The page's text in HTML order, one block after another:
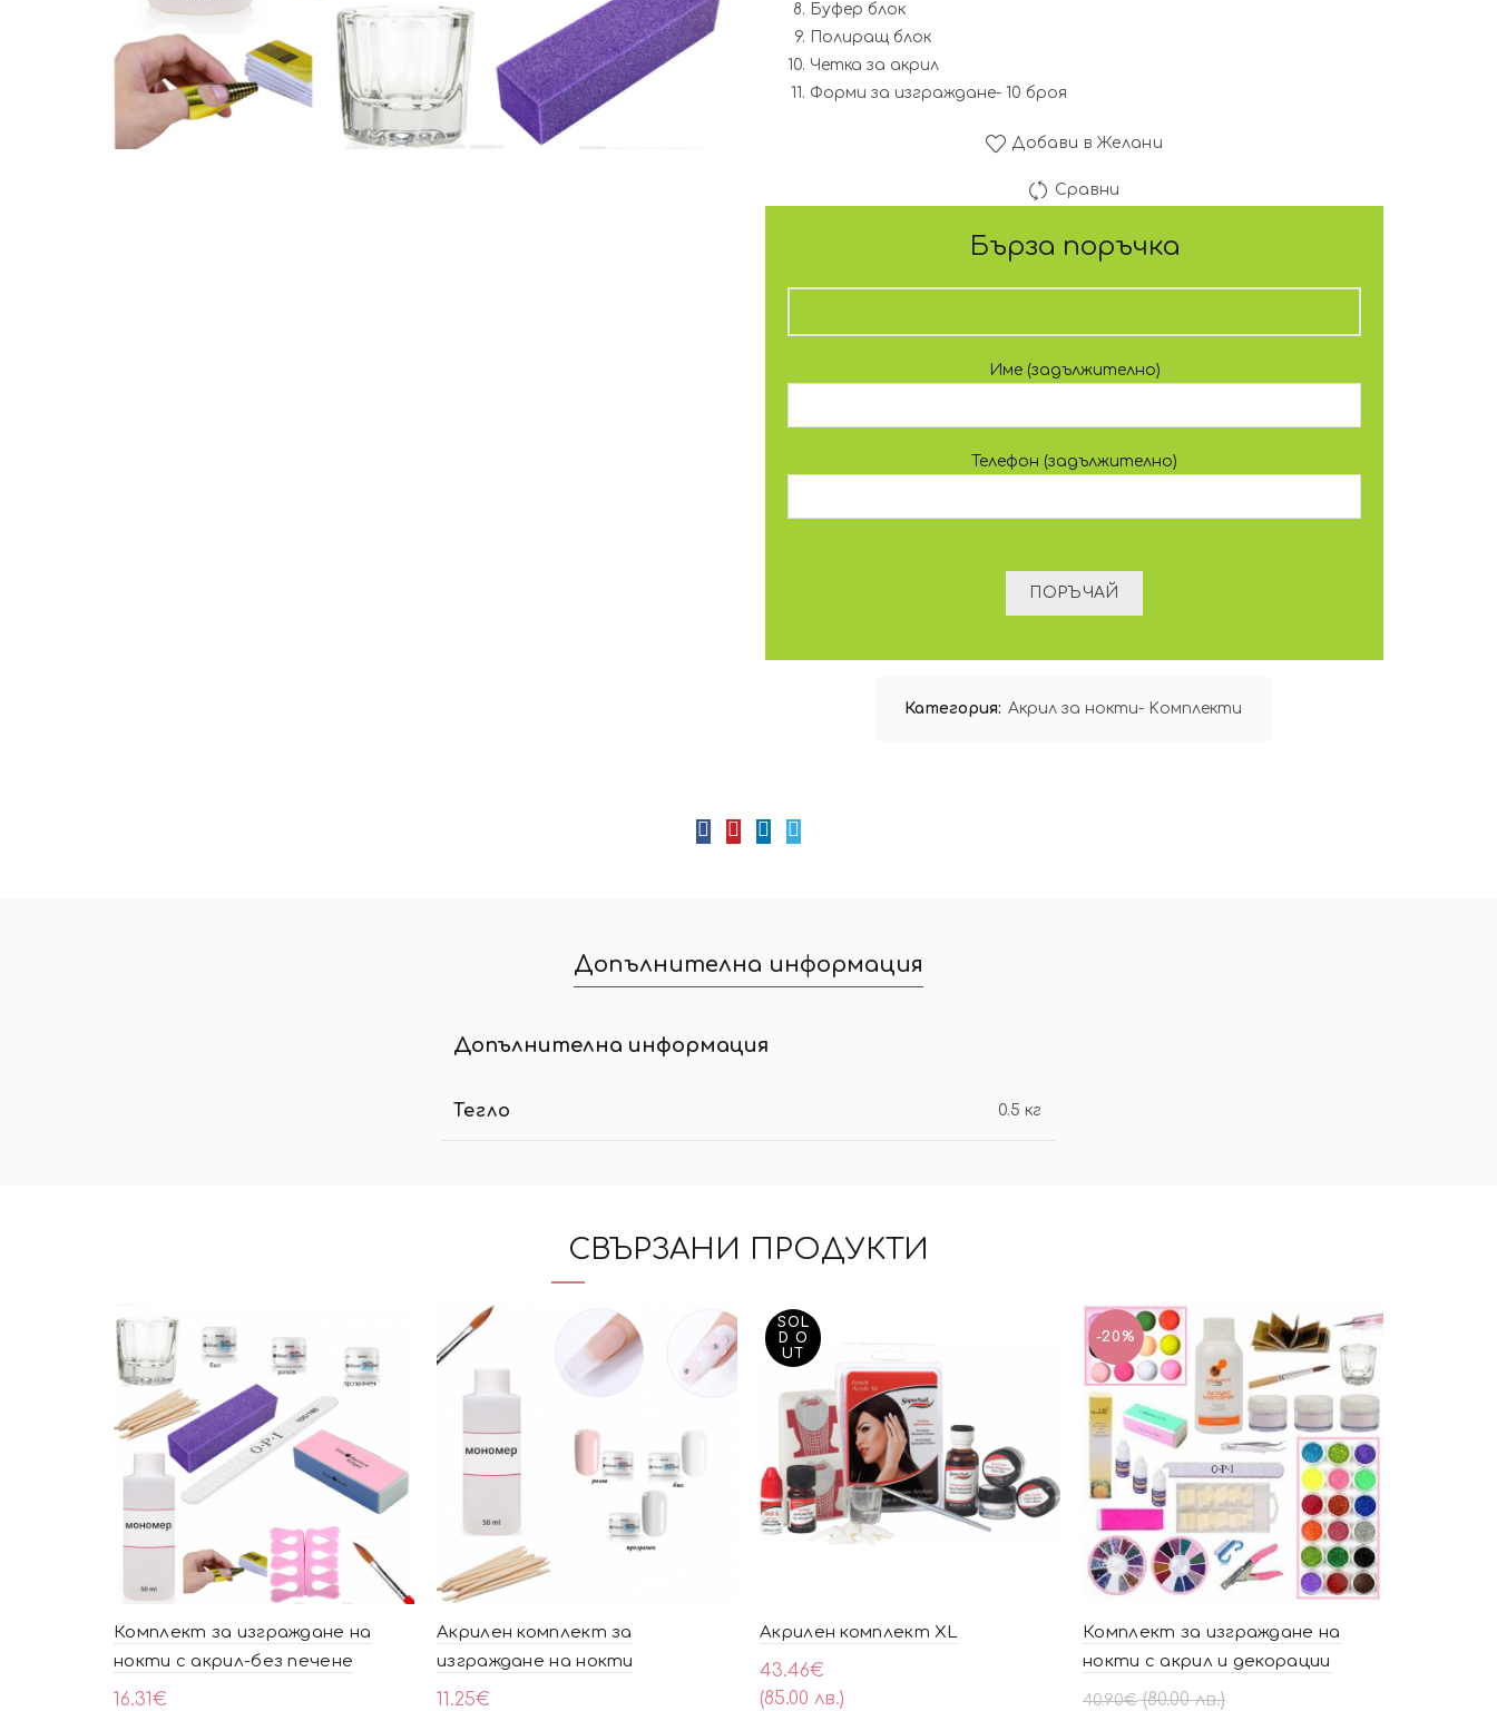
Буфер блок
Полиращ блок
Четка за акрил
Форми за изграждане- 10 броя
Добави в Желани
Сравни
Бърза поръчка
Име (задължително)
Телефон (задължително)
Категория: Акрил за нокти- Kомплекти
Допълнителна информация
Допълнителна информация
Тегло 0.5 кг
СВЪРЗАНИ ПРОДУКТИ
Комплект за изграждане на
нокти с акрил-без печене
16.31€
Акрилен комплект за
изграждане на нокти
11.25€
SOL
D O
UT
Акрилен комплект XL
43.46€
(85.00 лв.)
-20%
Комплект за изграждане на
нокти с акрил и декорации
40.90€ (80.00 лв.)
Original
Текущата